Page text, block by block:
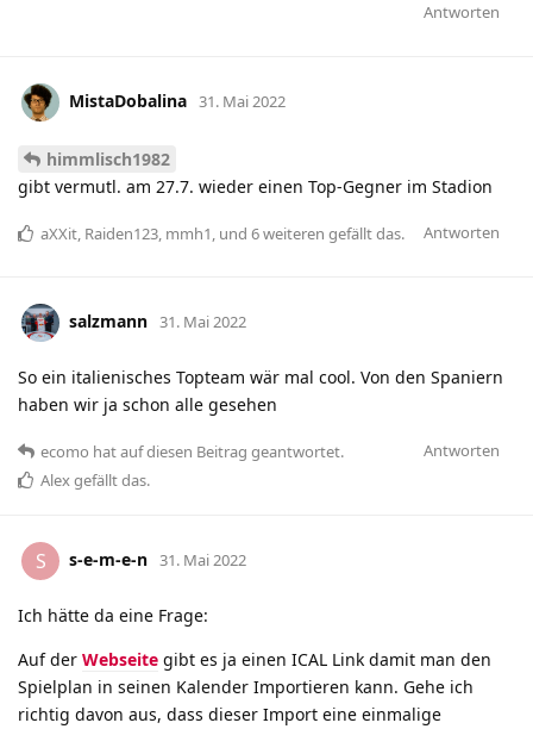
Antworten
MistaDobalina 31. Mai 2022
himmlisch1982
gibt vermutl. am 27.7. wieder einen Top-Gegner im Stadion
Antworten
aXXit, Raiden123, mmh1, und 6weiteren gefällt das.
salzmann 31. Mai 2022
So ein italienisches Topteam wär mal cool. Von den Spaniern
haben wir ja schon alle gesehen
Antworten
ecomo hatauf diesen Beitrag geantwortet.
Alexgefällt das.
S s-e-m-e-n 31. Mai 2022
Ich hätte da eine Frage:
Auf der Webseite gibt es ja einen ICAL Link damit man den
Spielplan in seinen Kalender Importieren kann. Gehe ich
richtig davon aus, dass dieser Import eine einmalige